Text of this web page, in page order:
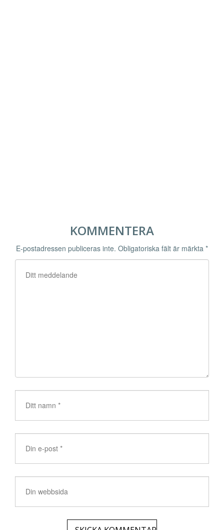
KOMMENTERA
E-postadressen publiceras inte. Obligatoriska fält är märkta *